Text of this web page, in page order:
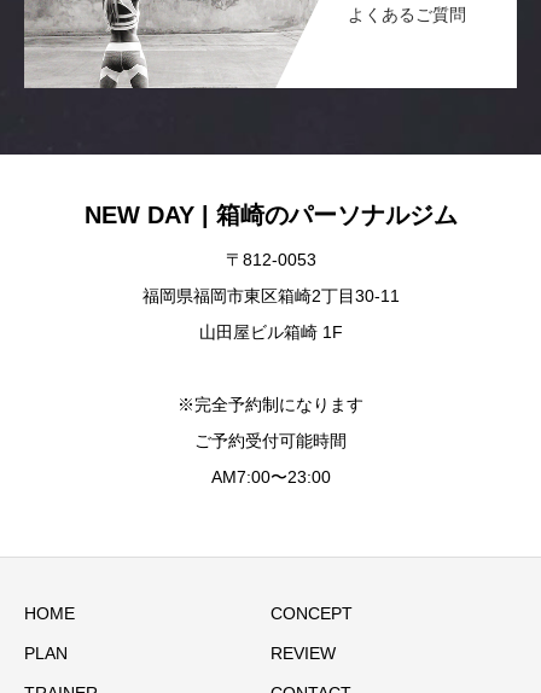
よくあるご質問
NEW DAY | 箱崎のパーソナルジム
〒812-0053
福岡県福岡市東区箱崎2丁目30-11
山田屋ビル箱崎 1F
※完全予約制になります
ご予約受付可能時間
AM7:00〜23:00
HOME CONCEPT
PLAN REVIEW